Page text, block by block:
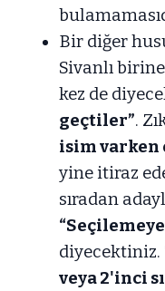
Bir diğer
Sivanlı
kez de
geçtiler”.
isim varken
yine itiraz
sıradan
diyecektiniz.
veya 2'inci